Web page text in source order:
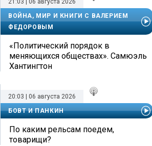
21:03 | 06 августа 2026
ВОЙНА, МИР И КНИГИ С ВАЛЕРИЕМ
ФЕДОРОВЫМ
«Политический порядок в
меняющихся обществах». Самюэль
Хантингтон
20:03 | 06 августа 2026
БОВТ И ПАНКИН
По каким рельсам поедем,
товарищи?